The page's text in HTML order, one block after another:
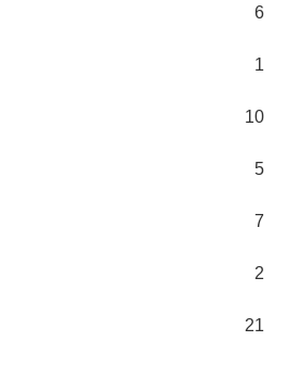
6
1
10
5
7
2
21